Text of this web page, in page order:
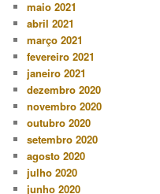
maio 2021
abril 2021
março 2021
fevereiro 2021
janeiro 2021
dezembro 2020
novembro 2020
outubro 2020
setembro 2020
agosto 2020
julho 2020
junho 2020